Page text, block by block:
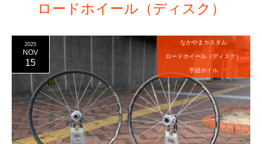
ロードホイール（ディスク）
2025
NOV
15
なかやまカスタム
ロードホイール（ディスク）
手組ホイル